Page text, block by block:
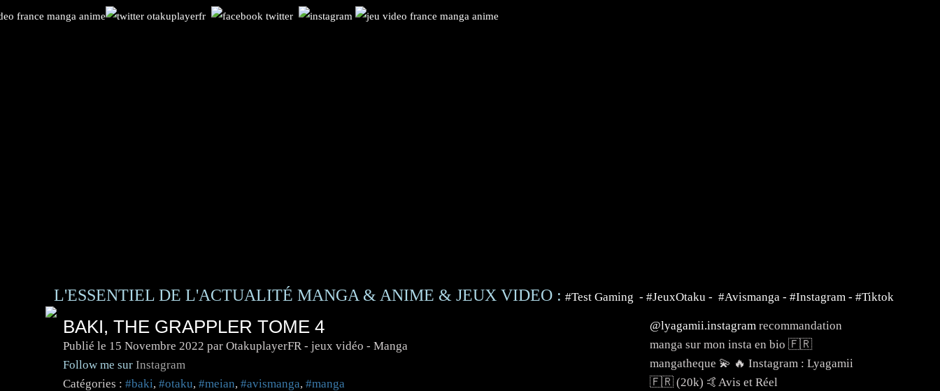
L'ESSENTIEL DE L'ACTUALITÉ MANGA & ANIME & JEUX VIDEO : #Test Gaming - #JeuxOtaku - #Avismanga - #Instagram - #Tiktok
BAKI, THE GRAPPLER TOME 4
Publié le 15 Novembre 2022 par OtakuplayerFR - jeux vidéo - Manga
Follow me sur Instagram
Catégories : #baki, #otaku, #meian, #avismanga, #manga
@lyagamii.instagram recommandation
manga sur mon insta en bio 🇫🇷
mangatheque 💫 🔥 Instagram : Lyagamii
🇫🇷 (20k) 🤙Avis et Réel